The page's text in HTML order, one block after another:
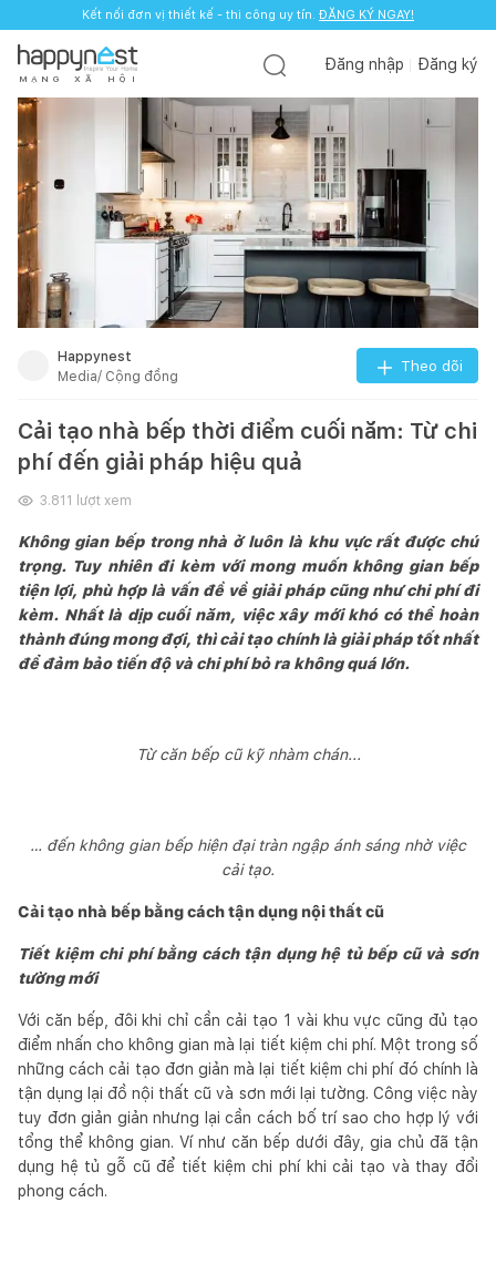
Kết nối đơn vị thiết kế - thi công uy tín. ĐĂNG KÝ NGAY!
M Ạ N G X Ã H Ộ I
Đăng nhập Đăng ký
Happynest
Media/ Cộng đồng
Theo dõi
Cải tạo nhà bếp thời điểm cuối năm: Từ chi
phí đến giải pháp hiệu quả
3.811 lượt xem
Không gian bếp trong nhà ở luôn là khu vực rất được chú
trọng. Tuy nhiên đi kèm với mong muốn không gian bếp
tiện lợi, phù hợp là vấn đề về giải pháp cũng như chi phí đi
kèm. Nhất là dịp cuối năm, việc xây mới khó có thể hoàn
thành đúng mong đợi, thì cải tạo chính là giải pháp tốt nhất
để đảm bảo tiến độ và chi phí bỏ ra không quá lớn.
Từ căn bếp cũ kỹ nhàm chán...
… đến không gian bếp hiện đại tràn ngập ánh sáng nhờ việc
cải tạo.
Cải tạo nhà bếp bằng cách tận dụng nội thất cũ
Tiết kiệm chi phí bằng cách tận dụng hệ tủ bếp cũ và sơn
tường mới
Với căn bếp, đôi khi chỉ cần cải tạo 1 vài khu vực cũng đủ tạo
điểm nhấn cho không gian mà lại tiết kiệm chi phí. Một trong số
những cách cải tạo đơn giản mà lại tiết kiệm chi phí đó chính là
tận dụng lại đồ nội thất cũ và sơn mới lại tường. Công việc này
tuy đơn giản giản nhưng lại cần cách bố trí sao cho hợp lý với
tổng thể không gian. Ví như căn bếp dưới đây, gia chủ đã tận
dụng hệ tủ gỗ cũ để tiết kiệm chi phí khi cải tạo và thay đổi
phong cách.